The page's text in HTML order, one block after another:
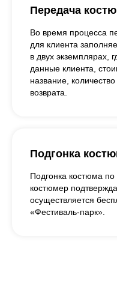
Передача
Во время процесса
для клиента
в двух экземплярах,
данные клиента,
название,
возврата.
Подгонка
Подгонка костюма
костюмер
осуществляется
«Фестиваль-парк».